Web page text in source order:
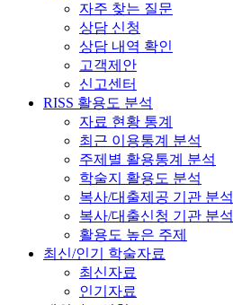
자주 찾는 질문
상담 신청
상담 내역 확인
고객제안
신고센터
RISS 활용도 분석
자료 현황 통계
최근 이용통계 분석
주제별 활용통계 분석
학술지 활용도 분석
복사/대출제공 기관 분석
복사/대출신청 기관 분석
활용도 높은 주제
최신/인기 학술자료
최신자료
인기자료